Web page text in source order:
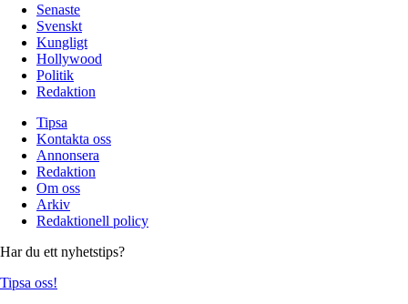
Senaste
Svenskt
Kungligt
Hollywood
Politik
Redaktion
Tipsa
Kontakta oss
Annonsera
Redaktion
Om oss
Arkiv
Redaktionell policy
Har du ett nyhetstips?
Tipsa oss!